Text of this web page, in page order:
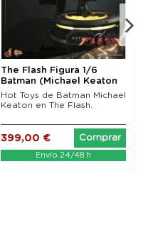
The Flash Figura 1/6
Batman (Michael Keaton
Modern Suit) Hot...
Hot Toys de Batman Michael
Keaton en The Flash.
399,00 € Comprar
Envío 24/48 h